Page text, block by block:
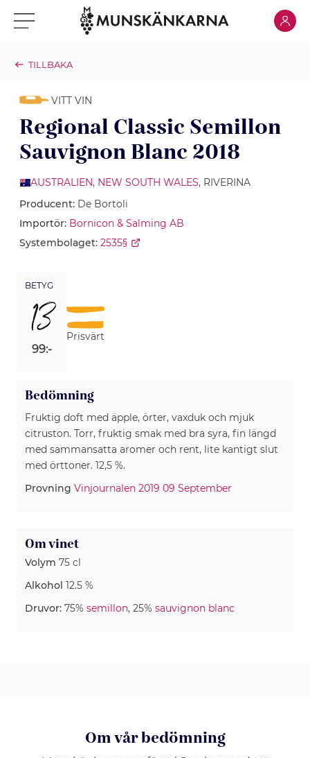
Klicka för meny Klicka
TILLBAKA
VITT VIN
Regional Classic Semillon
Sauvignon Blanc 2018
AUSTRALIEN, NEW SOUTH WALES, RIVERINA
Producent: De Bortoli
Importör: Bornicon & Salming AB
Systembolaget: 2535§
BETYG
13
99:-
Prisvärt
Bedömning
Fruktig doft med äpple, örter, vaxduk och mjuk
citruston. Torr, fruktig smak med bra syra, fin längd
med sammansatta aromer och rent, lite kantigt slut
med örttoner. 12,5 %.
Provning Vinjournalen 2019 09 September
Om vinet
Volym 75 cl
Alkohol 12.5 %
Druvor: 75% semillon, 25% sauvignon blanc
Om vår bedömning